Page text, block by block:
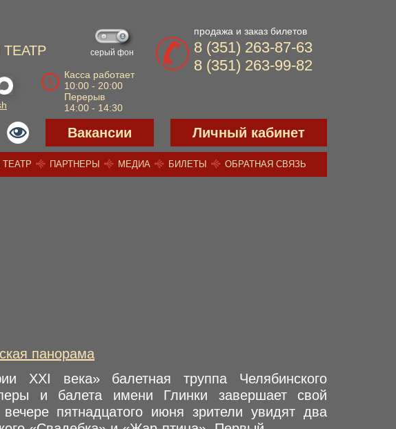
серый фон
Касса работает
10:00 - 20:00
Перерыв
14:00 - 14:30
продажа и заказ билетов
8 (351) 263-87-63
8 (351) 263-99-82
Вакансии Личный кабинет
ТЕАТР ПАРТНЕРЫ МЕДИА БИЛЕТЫ ОБРАТНАЯ СВЯЗЬ
панорама
XXI века» балетная труппа Челябинского
и балета имени Глинки завершает свой
пятнадцатого июня зрители увидят два